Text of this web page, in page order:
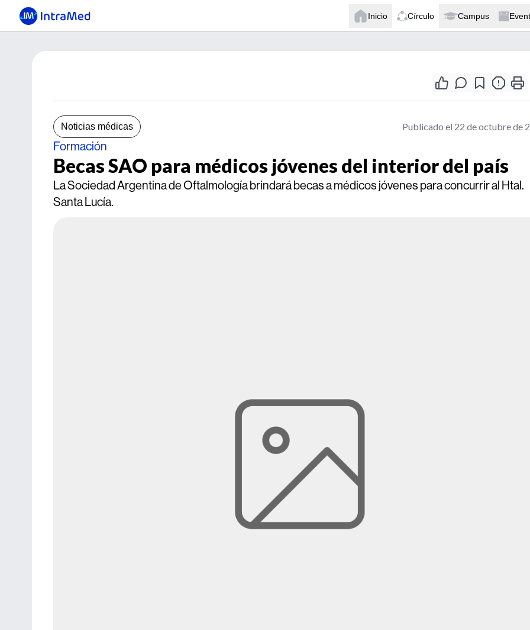
Inicio Círculo Campus
Noticias médicas Publicado el 22 de octubre de
Formación
Becas SAO para médicos jóvenes del interior del país
La Sociedad Argentina de Oftalmología brindará becas a médicos jóvenes para concurrir al Htal.
Santa Lucía.